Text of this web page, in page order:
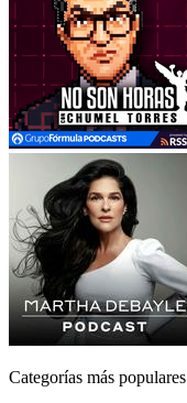
Categorías más populares